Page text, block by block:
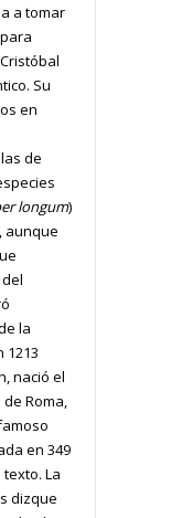
a tomar
Su
en
de
longum)
aunque
la
1213
nació el
Roma,
en 349
La
dizque